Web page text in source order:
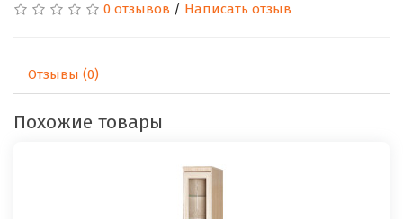
0 отзывов / Написать отзыв
Отзывы (0)
Похожие товары